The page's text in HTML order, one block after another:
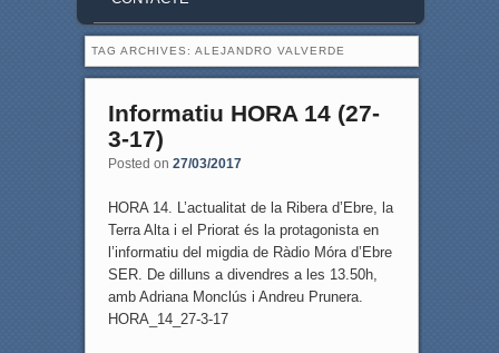
TAG ARCHIVES: ALEJANDRO VALVERDE
Informatiu HORA 14 (27-
3-17)
Posted on 27/03/2017
HORA 14. L’actualitat de la Ribera d’Ebre, la
Terra Alta i el Priorat és la protagonista en
l’informatiu del migdia de Ràdio Móra d’Ebre
SER. De dilluns a divendres a les 13.50h,
amb Adriana Monclús i Andreu Prunera.
HORA_14_27-3-17